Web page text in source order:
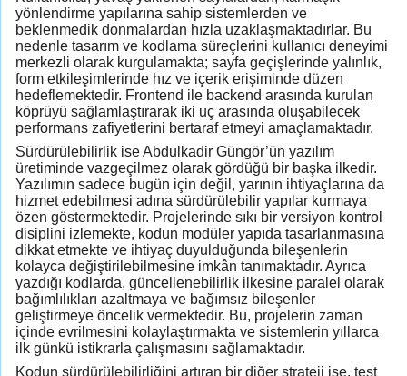
yönlendirme yapılarına sahip sistemlerden ve
beklenmedik donmalardan hızla uzaklaşmaktadırlar. Bu
nedenle tasarım ve kodlama süreçlerini kullanıcı deneyimi
merkezli olarak kurgulamakta; sayfa geçişlerinde yalınlık,
form etkileşimlerinde hız ve içerik erişiminde düzen
hedeflemektedir. Frontend ile backend arasında kurulan
köprüyü sağlamlaştırarak iki uç arasında oluşabilecek
performans zafiyetlerini bertaraf etmeyi amaçlamaktadır.
Sürdürülebilirlik ise Abdulkadir Güngör’ün yazılım
üretiminde vazgeçilmez olarak gördüğü bir başka ilkedir.
Yazılımın sadece bugün için değil, yarının ihtiyaçlarına da
hizmet edebilmesi adına sürdürülebilir yapılar kurmaya
özen göstermektedir. Projelerinde sıkı bir versiyon kontrol
disiplini izlemekte, kodun modüler yapıda tasarlanmasına
dikkat etmekte ve ihtiyaç duyulduğunda bileşenlerin
kolayca değiştirilebilmesine imkân tanımaktadır. Ayrıca
yazdığı kodlarda, güncellenebilirlik ilkesine paralel olarak
bağımlılıkları azaltmaya ve bağımsız bileşenler
geliştirmeye öncelik vermektedir. Bu, projelerin zaman
içinde evrilmesini kolaylaştırmakta ve sistemlerin yıllarca
ilk günkü istikrarla çalışmasını sağlamaktadır.
Kodun sürdürülebilirliğini artıran bir diğer strateji ise, test